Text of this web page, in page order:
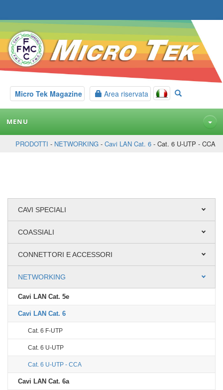
Micro Tek Magazine Area riservata
MENU
PRODOTTI - NETWORKING - Cavi LAN Cat. 6 - Cat. 6 U-UTP - CCA
CAVI SPECIALI
COASSIALI
CONNETTORI E ACCESSORI
NETWORKING
Cavi LAN Cat. 5e
Cavi LAN Cat. 6
Cat. 6 F-UTP
Cat. 6 U-UTP
Cat. 6 U-UTP - CCA
Cavi LAN Cat. 6a